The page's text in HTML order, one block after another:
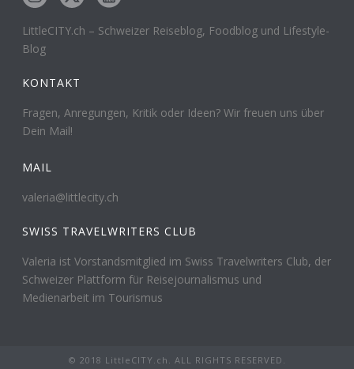
LittleCITY.ch – Schweizer Reiseblog, Foodblog und Lifestyle-
Blog
KONTAKT
Fragen, Anregungen, Kritik oder Ideen? Wir freuen uns über
Dein Mail!
MAIL
valeria@littlecity.ch
SWISS TRAVELWRITERS CLUB
Valeria ist Vorstandsmitglied im Swiss Travelwriters Club, der
Schweizer Plattform für Reisejournalismus und
Medienarbeit im Tourismus
© 2018 LittleCITY.ch. ALL RIGHTS RESERVED.